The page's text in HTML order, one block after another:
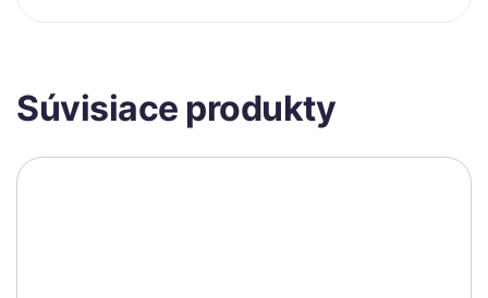
Súvisiace produkty